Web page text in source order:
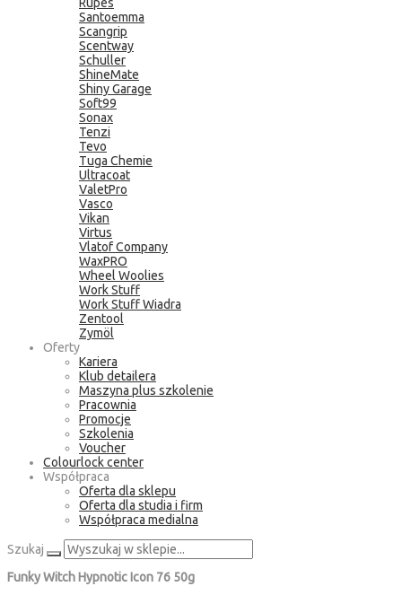
Santoemma
Scangrip
Scentway
Schuller
ShineMate
Shiny Garage
Soft99
Sonax
Tenzi
Tevo
Tuga Chemie
Ultracoat
ValetPro
Vasco
Vikan
Virtus
Vlatof Company
WaxPRO
Wheel Woolies
Work Stuff
Work Stuff Wiadra
Zentool
Zymöl
Oferty
Kariera
Klub detailera
Maszyna plus szkolenie
Pracownia
Promocje
Szkolenia
Voucher
Colourlock center
Współpraca
Oferta dla sklepu
Oferta dla studia i firm
Współpraca medialna
Szukaj
Funky Witch Hypnotic Icon 76 50g